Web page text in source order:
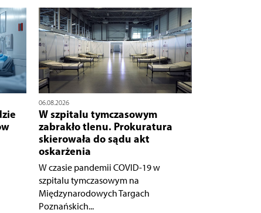
06.08.2026
W szpitalu tymczasowym
zabrakło tlenu. Prokuratura
skierowała do sądu akt
oskarżenia
W czasie pandemii COVID-19 w
szpitalu tymczasowym na
Międzynarodowych Targach
Poznańskich...